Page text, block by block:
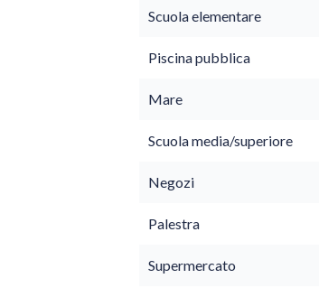
Scuola elementare
Piscina pubblica
Mare
Scuola media/superiore
Negozi
Palestra
Supermercato